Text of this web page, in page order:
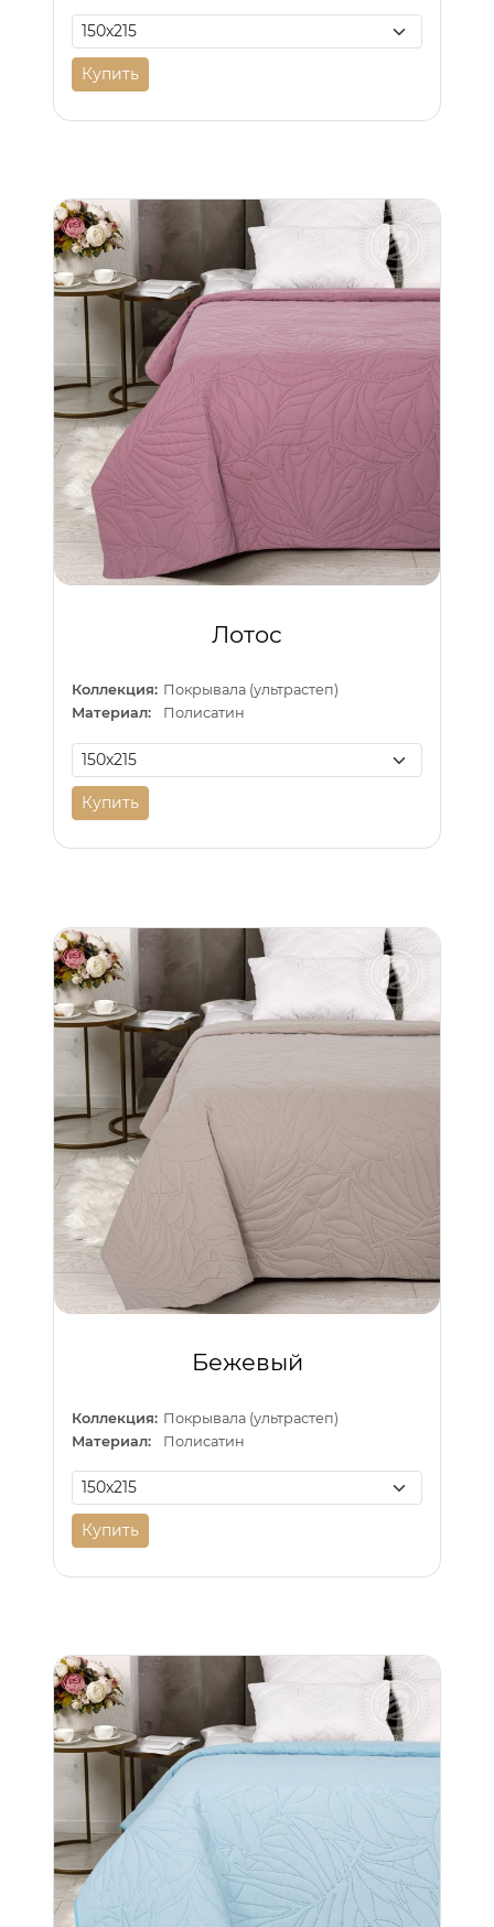
Купить
Лотос
Коллекция: Покрывала (ультрастеп)
Материал:
Полисатин
Купить
Бежевый
Коллекция: Покрывала (ультрастеп)
Материал:
Полисатин
Купить